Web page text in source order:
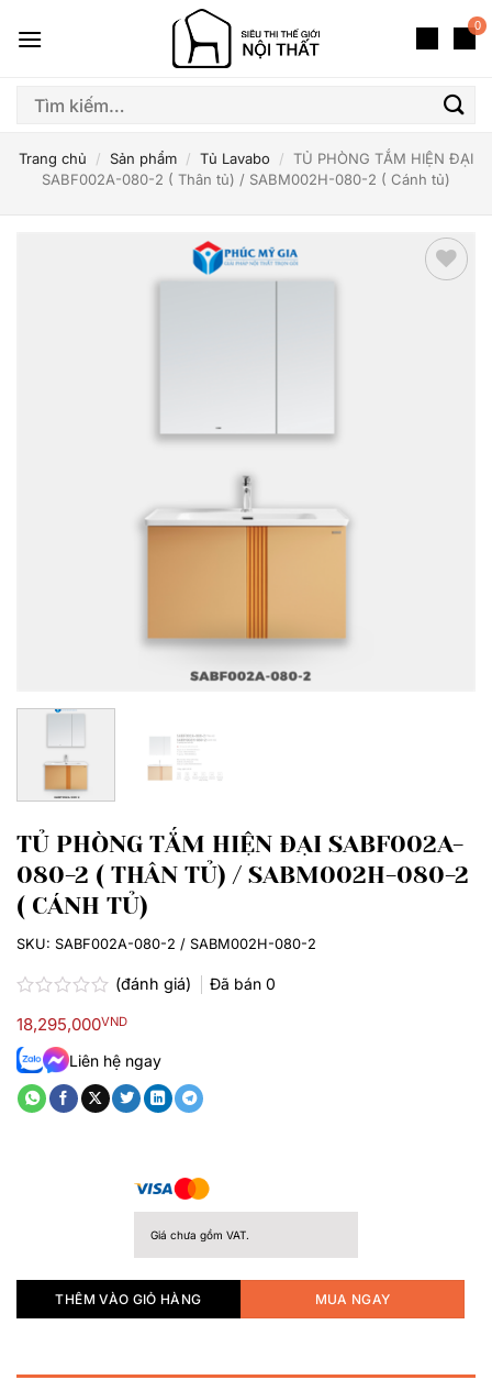
qua
dung
0
Tìm
Trang chủ / Sản phẩm / Tủ Lavabo / TỦ PHÒNG TẮM HIỆN ĐẠI
SABF002A-080-2 ( Thân tủ) / SABM002H-080-2 ( Cánh tủ)
TỦ PHÒNG TẮM HIỆN ĐẠI SABF002A-
080-2 ( THÂN TỦ) / SABM002H-080-2
( CÁNH TỦ)
xếp
hạng
0.0
5
sao
(đánh giá) Đã bán 0
18,295,000VND
Liên hệ ngay
Giá chưa gồm VAT.
THÊM VÀO GIỎ HÀNG MUA NGAY
SKU: SABF002A-080-2 / SABM002H-080-2